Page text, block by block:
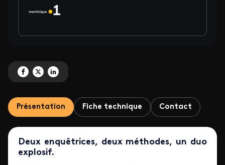
Partagez 'Pretty Hard Cases' sur Facebook
Partagez 'Pretty Hard Cases' sur X
Partagez 'Pretty Hard Cases' sur LinkedIn
Présentation Fiche technique Contact
Deux enquêtrices, deux méthodes, un duo
explosif.